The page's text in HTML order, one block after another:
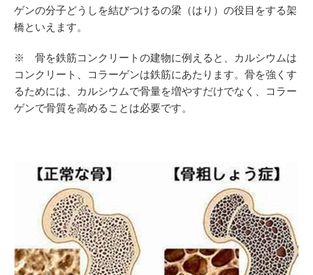
ゲンの分子どうしを結びつけるの梁（はり）の役目をする架
橋といえます。
※ 骨を鉄筋コンクリートの建物に例えると、カルシウムは
コンクリート、コラーゲンは鉄筋にあたります。骨を強くす
るためには、カルシウムで骨量を増やすだけでなく、コラー
ゲンで骨質を高めることは必要です。